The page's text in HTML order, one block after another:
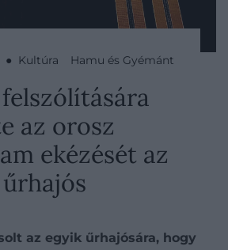
● Kultúra Hamu és Gyémánt
felszólítására
az orosz
ekézését az
az egyik űrhajósára, hogy